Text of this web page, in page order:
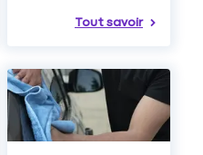
Tout savoir